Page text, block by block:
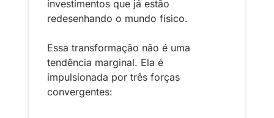
investimentos que já estão
redesenhando o mundo físico.
Essa transformação não é uma
tendência marginal. Ela é
impulsionada por três forças
convergentes: